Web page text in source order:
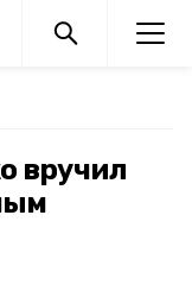
вручил